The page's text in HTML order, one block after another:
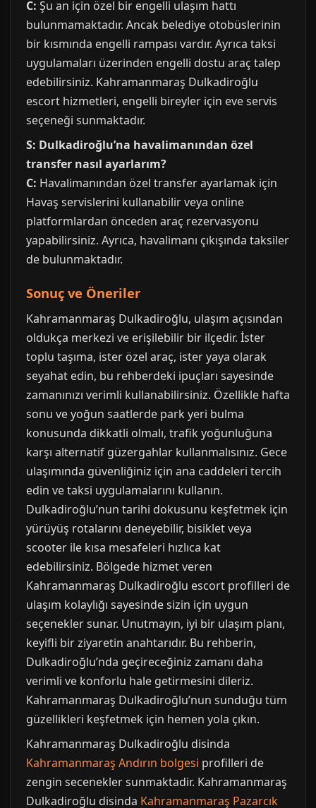
C: Şu an için özel bir engelli ulaşım hattı
bulunmamaktadır. Ancak belediye otobüslerinin
bir kısmında engelli rampası vardır. Ayrıca taksi
uygulamaları üzerinden engelli dostu araç talep
edebilirsiniz. Kahramanmaraş Dulkadiroğlu
escort hizmetleri, engelli bireyler için eve servis
seçeneği sunmaktadır.
S: Dulkadiroğlu’na havalimanından özel
transfer nasıl ayarlarım?
C: Havalimanından özel transfer ayarlamak için
Havaş servislerini kullanabilir veya online
platformlardan önceden araç rezervasyonu
yapabilirsiniz. Ayrıca, havalimanı çıkışında taksiler
de bulunmaktadır.
Sonuç ve Öneriler
Kahramanmaraş Dulkadiroğlu, ulaşım açısından
oldukça merkezi ve erişilebilir bir ilçedir. İster
toplu taşıma, ister özel araç, ister yaya olarak
seyahat edin, bu rehberdeki ipuçları sayesinde
zamanınızı verimli kullanabilirsiniz. Özellikle hafta
sonu ve yoğun saatlerde park yeri bulma
konusunda dikkatli olmalı, trafik yoğunluğuna
karşı alternatif güzergahlar kullanmalısınız. Gece
ulaşımında güvenliğiniz için ana caddeleri tercih
edin ve taksi uygulamalarını kullanın.
Dulkadiroğlu’nun tarihi dokusunu keşfetmek için
yürüyüş rotalarını deneyebilir, bisiklet veya
scooter ile kısa mesafeleri hızlıca kat
edebilirsiniz. Bölgede hizmet veren
Kahramanmaraş Dulkadiroğlu escort profilleri de
ulaşım kolaylığı sayesinde sizin için uygun
seçenekler sunar. Unutmayın, iyi bir ulaşım planı,
keyifli bir ziyaretin anahtarıdır. Bu rehberin,
Dulkadiroğlu’nda geçireceğiniz zamanı daha
verimli ve konforlu hale getirmesini dileriz.
Kahramanmaraş Dulkadiroğlu’nun sunduğu tüm
güzellikleri keşfetmek için hemen yola çıkın.
Kahramanmaraş Dulkadiroğlu disinda
Kahramanmaraş Andırın bolgesi profilleri de
zengin secenekler sunmaktadir. Kahramanmaraş
Dulkadiroğlu disinda Kahramanmaraş Pazarcık